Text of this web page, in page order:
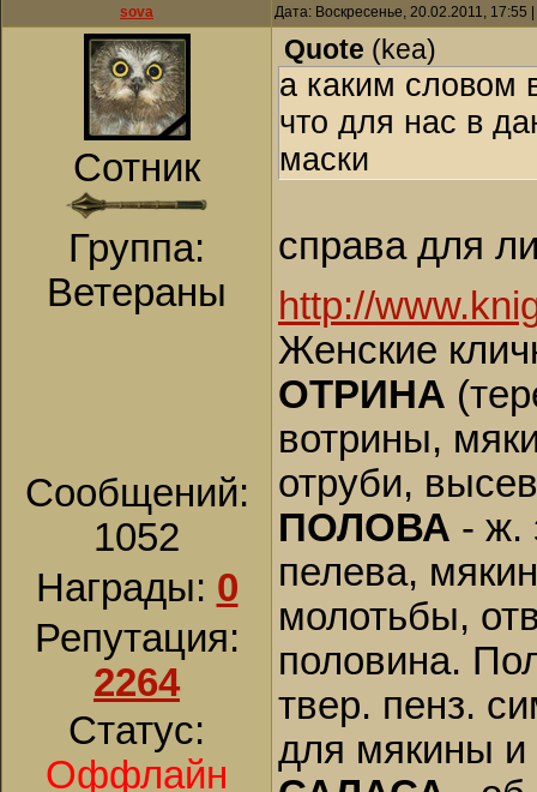
sova Дата: Воскресенье, 20.02.2011,
Сотник
Группа:
Ветераны
Сообщений:
1052
Награды: 0
Репутация:
2264
Статус:
Оффлайн
Quote (kea)
а каким словом
что для нас в
маски
справа для
http://
Женские
ОТРИНА
вотрины,
отруби,
ПОЛОВА - ж.
пелева,
молотьбы,
половина.
твер. пенз.
для мякины и